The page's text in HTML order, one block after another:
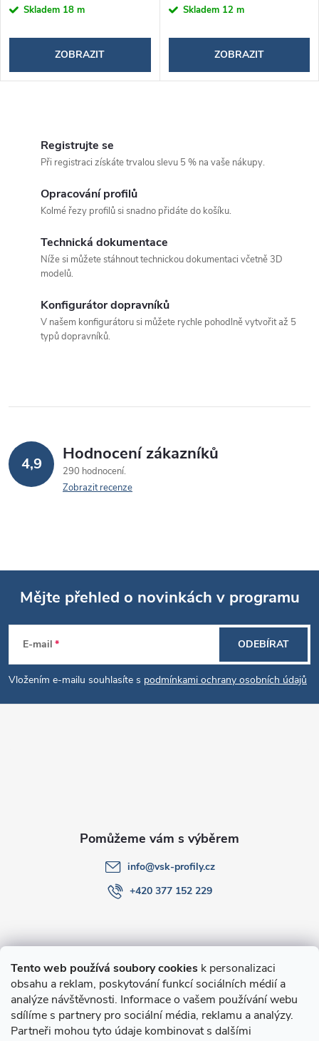
Tento web používá soubory cookies k personalizaci
obsahu a reklam, poskytování funkcí sociálních médií a
analýze návštěvnosti. Informace o vašem používání webu
sdílíme s partnery pro sociální média, reklamu a analýzy.
Partneři mohou tyto údaje kombinovat s dalšími
Skladem 18 m
ZOBRAZIT
Skladem 12 m
ZOBRAZIT
k
v
ý
Registrujte se
Při registraci získáte trvalou slevu 5 % na vaše nákupy.
Opracování profilů
Kolmé řezy profilů si snadno přidáte do košíku.
Technická dokumentace
Níže si můžete stáhnout technickou dokumentaci včetně 3D
modelů.
Konfigurátor dopravníků
V našem konfigurátoru si můžete rychle pohodlně vytvořit až 5
typů dopravníků.
4,9 Hodnocení zákazníků
290 hodnocení
Zobrazit recenze
Z
á
p
Mějte přehled o novinkách v programu
E-mail
Vložením e-mailu souhlasíte s podmínkami ochrany osobních údajů
ODEBÍRAT
O nákupu
Novinky v programu Alusic
info@vsk-profily.cz
+420 377 152 229